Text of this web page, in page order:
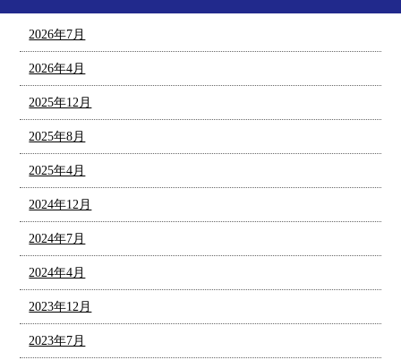
2026年7月
2026年4月
2025年12月
2025年8月
2025年4月
2024年12月
2024年7月
2024年4月
2023年12月
2023年7月